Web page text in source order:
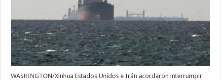
se
reunirán
en
Doha
para
discutir
sobre
el
estrecho
de
Ormuz
WASHINGTON/Xinhua Estados Unidos e Irán acordaron interrumpir